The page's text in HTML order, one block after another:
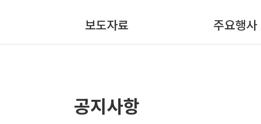
보도자료 주요행사
공지사항